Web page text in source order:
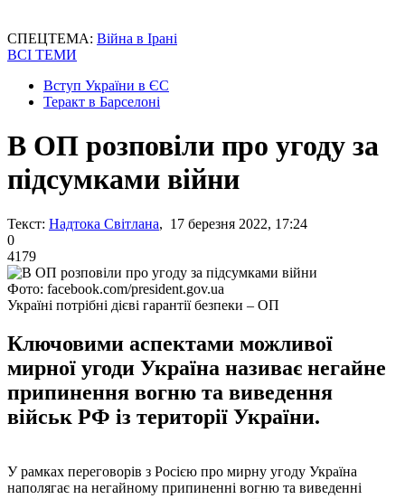
СПЕЦТЕМА: Війна в Ірані
ВСІ ТЕМИ
Вступ України в ЄС
Теракт в Барселоні
В ОП розповіли про угоду за
підсумками війни
Текст: Надтока Світлана, 17 березня 2022, 17:24
0
4179
Фото: facebook.com/president.gov.ua
Україні потрібні дієві гарантії безпеки – ОП
Ключовими аспектами можливої ​​
мирної угоди Україна називає негайне
припинення вогню та виведення
військ РФ із території України.
У рамках переговорів з Росією про мирну угоду Україна
наполягає на негайному припиненні вогню та виведенні